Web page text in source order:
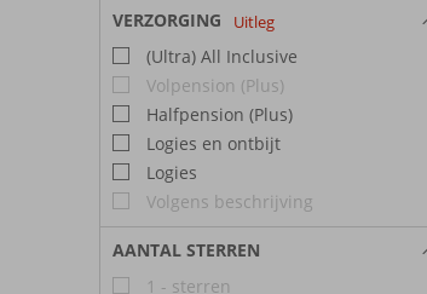
VERZORGING Uitleg
(Ultra) All Inclusive
Volpension (Plus)
Halfpension (Plus)
Logies en ontbijt
Logies
Volgens beschrijving
AANTAL STERREN
1 - sterren